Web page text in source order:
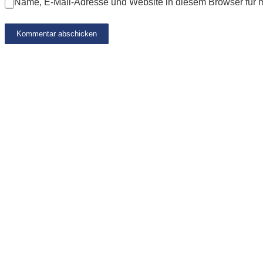
Name, E-Mail-Adresse und Website in diesem Browser für